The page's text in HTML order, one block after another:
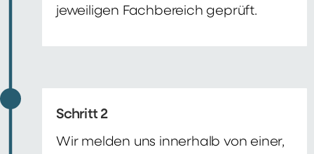
jeweiligen Fachbereich geprüft.
Schritt 2
Wir melden uns innerhalb von einer,